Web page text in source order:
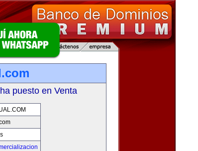
puesto en Venta